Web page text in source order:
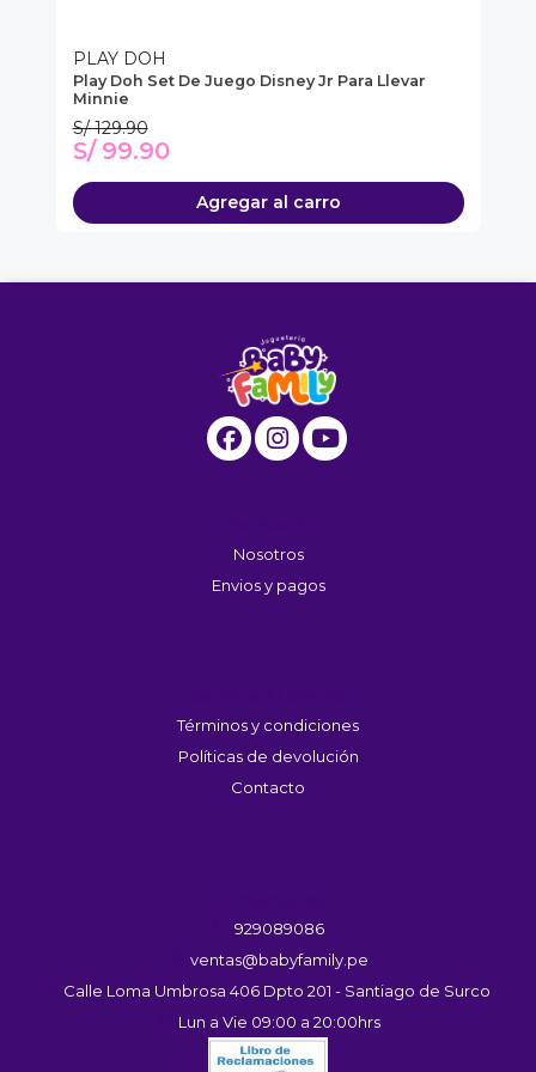
PLAY DOH
Play Doh Set De Juego Disney Jr Para Llevar
Minnie
S/ 129.90
S/ 99.90
Agregar al carro
Nosotros
Envios y pagos
Términos y condiciones
Políticas de devolución
Contacto
929089086
ventas@babyfamily.pe
Calle Loma Umbrosa 406 Dpto 201 - Santiago de Surco
Lun a Vie 09:00 a 20:00hrs